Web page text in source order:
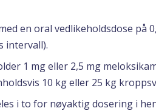
en oral vedlikeholdsdose på
intervall).
1 mg eller 2,5 mg
10 kg eller 25 kg
i to for nøyaktig dosering i